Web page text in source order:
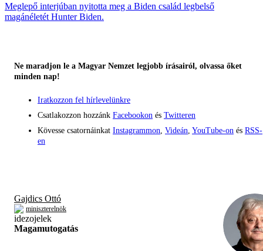
Meglepő interjúban nyitotta meg a Biden család legbelső
magánéletét Hunter Biden.
Ne maradjon le a Magyar Nemzet legjobb írásairól, olvassa őket
minden nap!
Iratkozzon fel hírlevelünkre
Csatlakozzon hozzánk Facebookon és Twitteren
Kövesse csatornáinkat Instagrammon Videán YouTube-on és RSS-
en
Gajdics Ottó
miniszterelnök
Magamutogatás